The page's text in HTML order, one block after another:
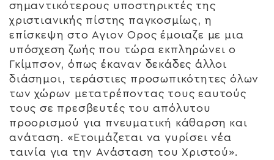
σημαντικότερους υποστηρικτές της
χριστιανικής πίστης παγκοσμίως, η
επίσκεψη στο Αγιον Ορος έμοιαζε με μια
υπόσχεση ζωής που τώρα εκπληρώνει ο
Γκίμπσον, όπως έκαναν δεκάδες άλλοι
διάσημοι, τεράστιες προσωπικότητες όλων
των χώρων μετατρέποντας τους εαυτούς
τους σε πρεσβευτές του απόλυτου
προορισμού για πνευματική κάθαρση και
ανάταση. «Ετοιμάζεται να γυρίσει νέα
ταινία για την Ανάσταση του Χριστού».